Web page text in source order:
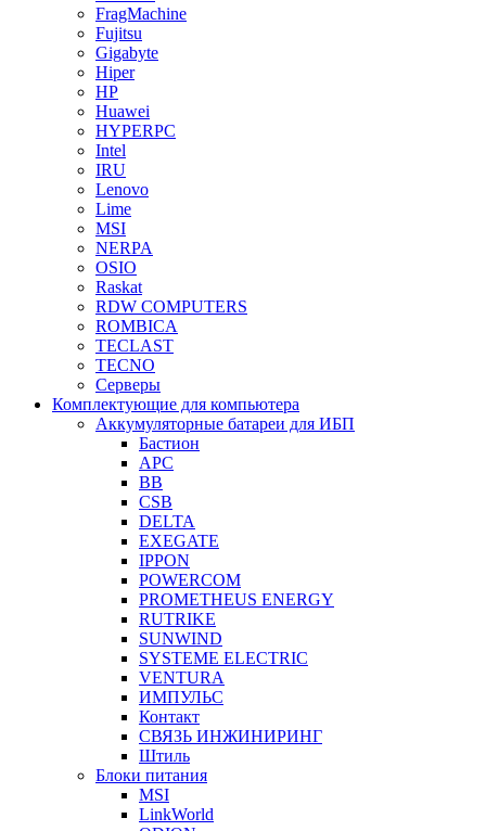
FragMachine
Fujitsu
Gigabyte
Hiper
HP
Huawei
HYPERPC
Intel
IRU
Lenovo
Lime
MSI
NERPA
OSIO
Raskat
RDW COMPUTERS
ROMBICA
TECLAST
TECNO
Серверы
Комплектующие для компьютера
Аккумуляторные батареи для ИБП
Бастион
APC
BB
CSB
DELTA
EXEGATE
IPPON
POWERCOM
PROMETHEUS ENERGY
RUTRIKE
SUNWIND
SYSTEME ELECTRIC
VENTURA
ИМПУЛЬС
Контакт
СВЯЗЬ ИНЖИНИРИНГ
Штиль
Блоки питания
MSI
LinkWorld